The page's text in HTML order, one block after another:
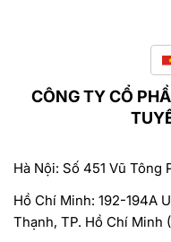
CÔNG TY CỔ
Hà Nội: Số 451 Vũ Tông
Hồ Chí Minh: 192-194A
Thạnh, TP. Hồ Chí Minh